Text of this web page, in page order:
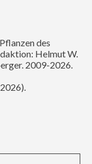
des
Helmut W.
2009-2026.